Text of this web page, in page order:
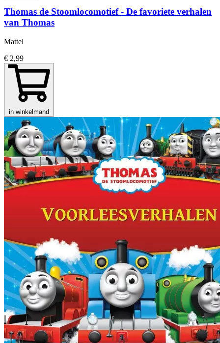
Thomas de Stoomlocomotief - De favoriete verhalen
van Thomas
Mattel
€ 2,99
in winkelmand